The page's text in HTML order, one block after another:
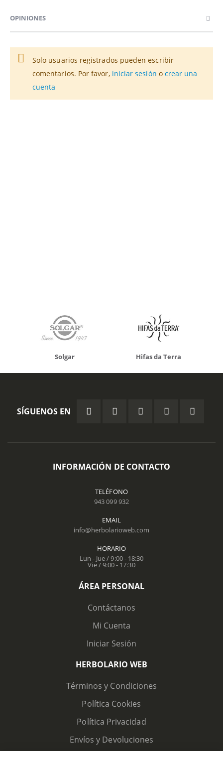
OPINIONES
Solo usuarios registrados pueden escribir
comentarios. Por favor, iniciar sesión o crear una
cuenta
Solgar Hifas da Terra
SÍGUENOS EN
INFORMACIÓN DE CONTACTO
TELÉFONO
943 099 932
EMAIL
info@herbolarioweb.com
HORARIO
Lun - Jue / 9:00 - 18:30
Vie / 9:00 - 17:30
ÁREA PERSONAL
Contáctanos
Mi Cuenta
Iniciar Sesión
HERBOLARIO WEB
Términos y Condiciones
Política Cookies
Política Privacidad
Envíos y Devoluciones